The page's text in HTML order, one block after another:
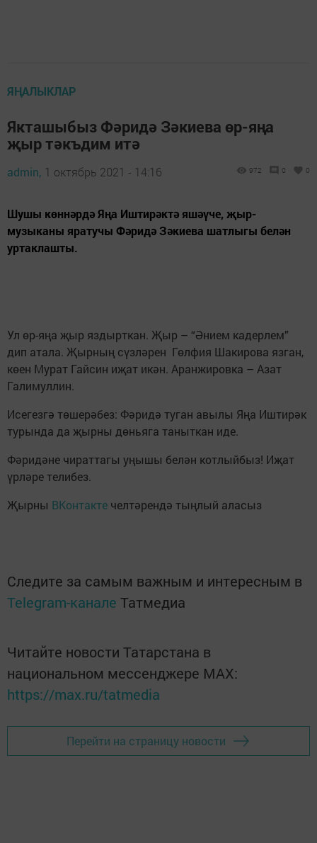
ЯҢАЛЫКЛАР
Якташыбыз Фәридә Зәкиева өр-яңа
җыр тәкъдим итә
admin, 1 октябрь 2021 - 14:16 972 0 0
Шушы көннәрдә Яңа Иштирәктә яшәүче, җыр-
музыканы яратучы Фәридә Зәкиева шатлыгы белән
уртаклашты.
Ул өр-яңа җыр яздырткан. Җыр – “Әнием кадерлем”
дип атала. Җырның сүзләрен Гөлфия Шакирова язган,
көен Мурат Гайсин иҗат икән. Аранжировка – Азат
Галимуллин.
Исегезгә төшерәбез: Фәридә туган авылы Яңа Иштирәк
турында да җырны дөньяга таныткан иде.
Фәридәне чираттагы уңышы белән котлыйбыз! Иҗат
үрләре телибез.
Җырны ВКонтакте челтәрендә тыңлый аласыз
Следите за самым важным и интересным в
Telegram-канале Татмедиа
Читайте новости Татарстана в
национальном мессенджере MАХ:
https://max.ru/tatmedia
Перейти на страницу новости